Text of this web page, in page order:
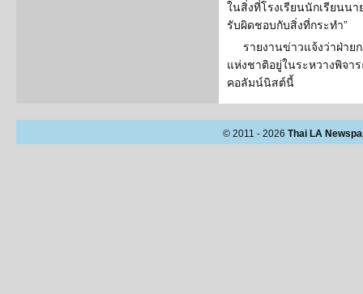
ในสิ่งที่โรงเรียนนักเรียนน
รับผิดชอบกับสิ่งที่กระทำ”
รายงานข่าวแจ้งว่าฝ่า
แห่งชาติอยู่ในระหวางพิจา
คอลัมน์นิสต์นี้
© 2011 - 2026 Thai LA